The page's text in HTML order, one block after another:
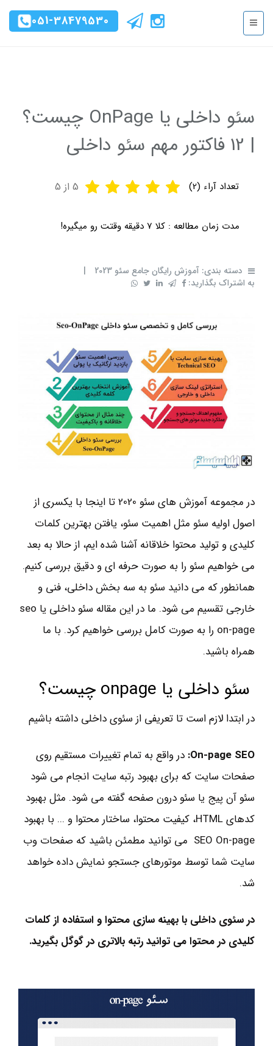
051-38479530
سئو داخلی یا OnPage چیست؟
| 12 فاکتور مهم سئو داخلی
تعداد آراء (2
)
5 از 5
مدت زمان مطالعه : کلا 7 دقیقه وقتت رو میگیره!
دسته بندی: آموزش رایگان جامع سئو 2023
|
به اشتراک بگذارید:
در مجموعه آموزش های سئو 2020 تا اینجا با یکسری از
اصول اولیه سئو مثل اهمیت سئو، یافتن بهترین کلمات
کلیدی و تولید محتوا خلاقانه آشنا شده ایم، از حالا به بعد
می­ خواهیم سئو را به صورت حرفه ای و دقیق بررسی کنیم.
همانطور که می دانید سئو به سه بخش داخلی، فنی و
خارجی تقسیم می شود. ما در این مقاله سئو داخلی یا seo
on-page را به صورت کامل بررسی خواهیم کرد. با ما
همراه باشید.
سئو داخلی یا onpage چیست؟
در ابتدا لازم است تا تعریفی از سئوی داخلی داشته باشیم
On-page SEO: در واقع به تمام تغییرات مستقیم روی
صفحات سایت که برای بهبود رتبه سایت انجام می شود
سئو آن پیج یا سئو درون صفحه گفته می شود. مثل بهبود
کدهای HTML، کیفیت محتوا، ساختار محتوا و ... با بهبود
SEO On-page می توانید مطمئن باشید که صفحات وب
سایت شما توسط موتورهای جستجو نمایش داده خواهد
شد.
در سئوی داخلی با بهینه سازی محتوا و استفاده از کلمات
کلیدی در محتوا می توانید رتبه بالاتری در گوگل بگیرید.